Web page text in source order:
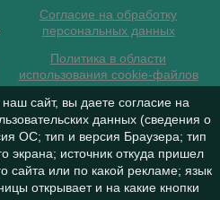
Согласие на обработку
персональных данных
Политика в области
использования cookie-файлов
сайт, вы даете согласие на
данных (сведения о
ОС; тип и версия Браузера; тип
экрана; источник откуда пришел
сайта или по какой рекламе; язык
открывает и на какие кнопки